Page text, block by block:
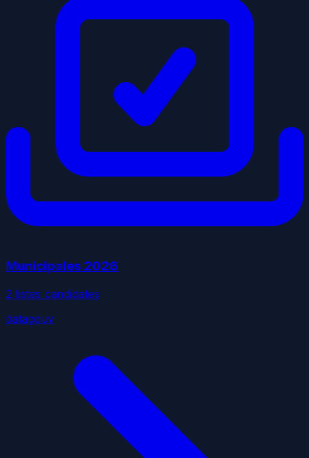
Municipales 2026
2 listes candidates
datagouv